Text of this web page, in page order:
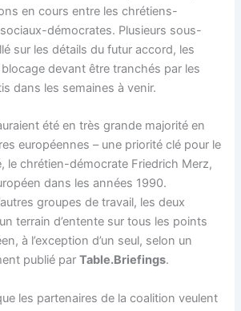
en cours entre les chrétiens-
démocrates. Plusieurs sous-
sur les détails du futur accord, les
devant être tranchés par les
dans les semaines à venir.
été en très grande majorité en
européennes – une priorité clé pour le
le chrétien-démocrate Friedrich Merz,
dans les années 1990.
groupes de travail, les deux
terrain d’entente sur tous les points
à l’exception d’un seul, selon un
publié parTable.Briefings.
les partenaires de la coalition veulent